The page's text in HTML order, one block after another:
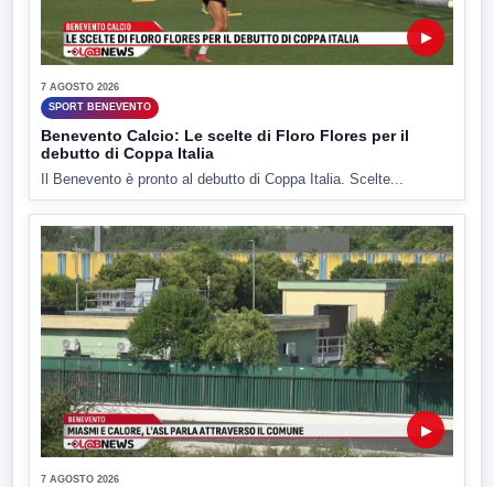
▶
7 AGOSTO 2026
SPORT BENEVENTO
Benevento Calcio: Le scelte di Floro Flores per il
debutto di Coppa Italia
Il Benevento è pronto al debutto di Coppa Italia. Scelte...
▶
7 AGOSTO 2026